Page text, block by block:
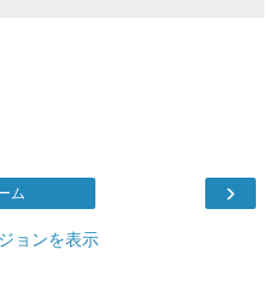
›
ム
ョンを表示